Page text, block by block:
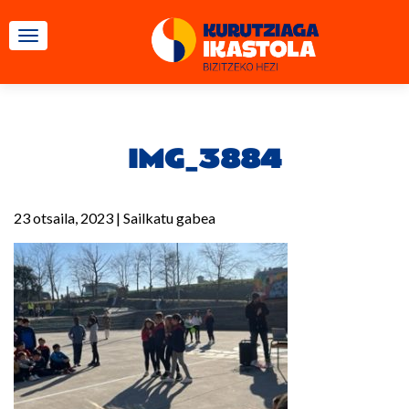
TOGGLE NAVIGATION
IMG_3884
23 otsaila, 2023 | Sailkatu gabea